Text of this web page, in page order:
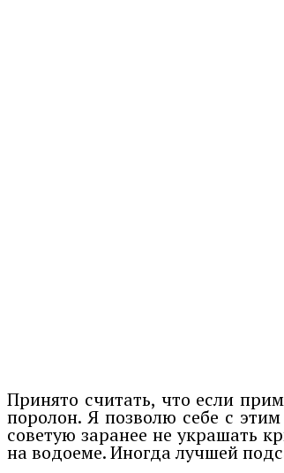
Принято считать, что если
поролон. Я позволю себе с
советую заранее не украшать
на водоеме. Иногда лучшей